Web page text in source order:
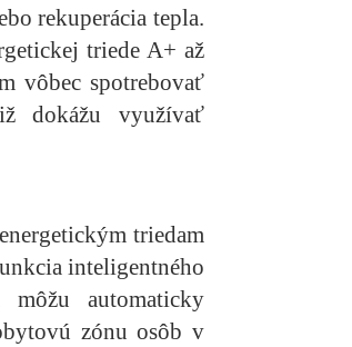
rekuperácia tepla.
triede A+ až
vôbec spotrebovať
dokážu využívať
triedam
inteligentného
môžu automaticky
zónu osôb v